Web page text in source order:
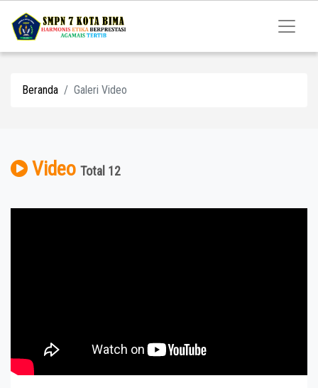
Beranda Galeri Video
Video Total 12